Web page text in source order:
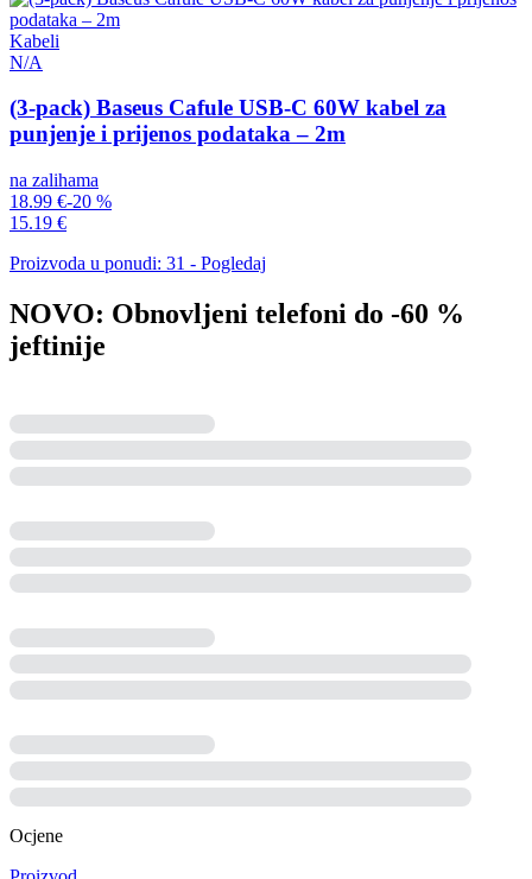
Kabeli
N/A
(3-pack) Baseus Cafule USB-C 60W kabel za
punjenje i prijenos podataka – 2m
na zalihama
18.99 €-20 %
15.19 €
Proizvoda u ponudi: 31 - Pogledaj
NOVO: Obnovljeni telefoni do -60 %
jeftinije
Ocjene